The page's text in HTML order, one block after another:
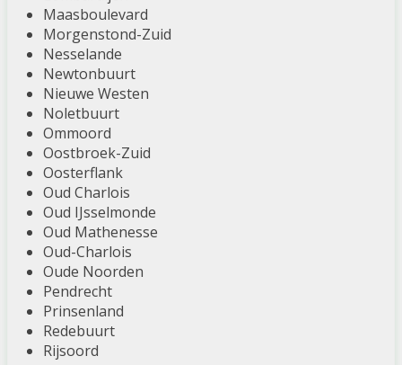
Maasboulevard
Morgenstond-Zuid
Nesselande
Newtonbuurt
Nieuwe Westen
Noletbuurt
Ommoord
Oostbroek-Zuid
Oosterflank
Oud Charlois
Oud IJsselmonde
Oud Mathenesse
Oud-Charlois
Oude Noorden
Pendrecht
Prinsenland
Redebuurt
Rijsoord